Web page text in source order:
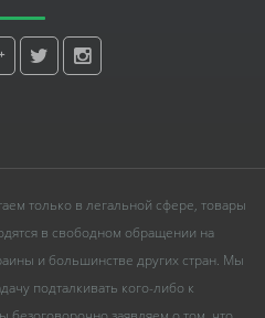
только в легальной сфере, товары
в свободном обращении на
и большинстве других стран. Мы
подталкивать кого-либо к